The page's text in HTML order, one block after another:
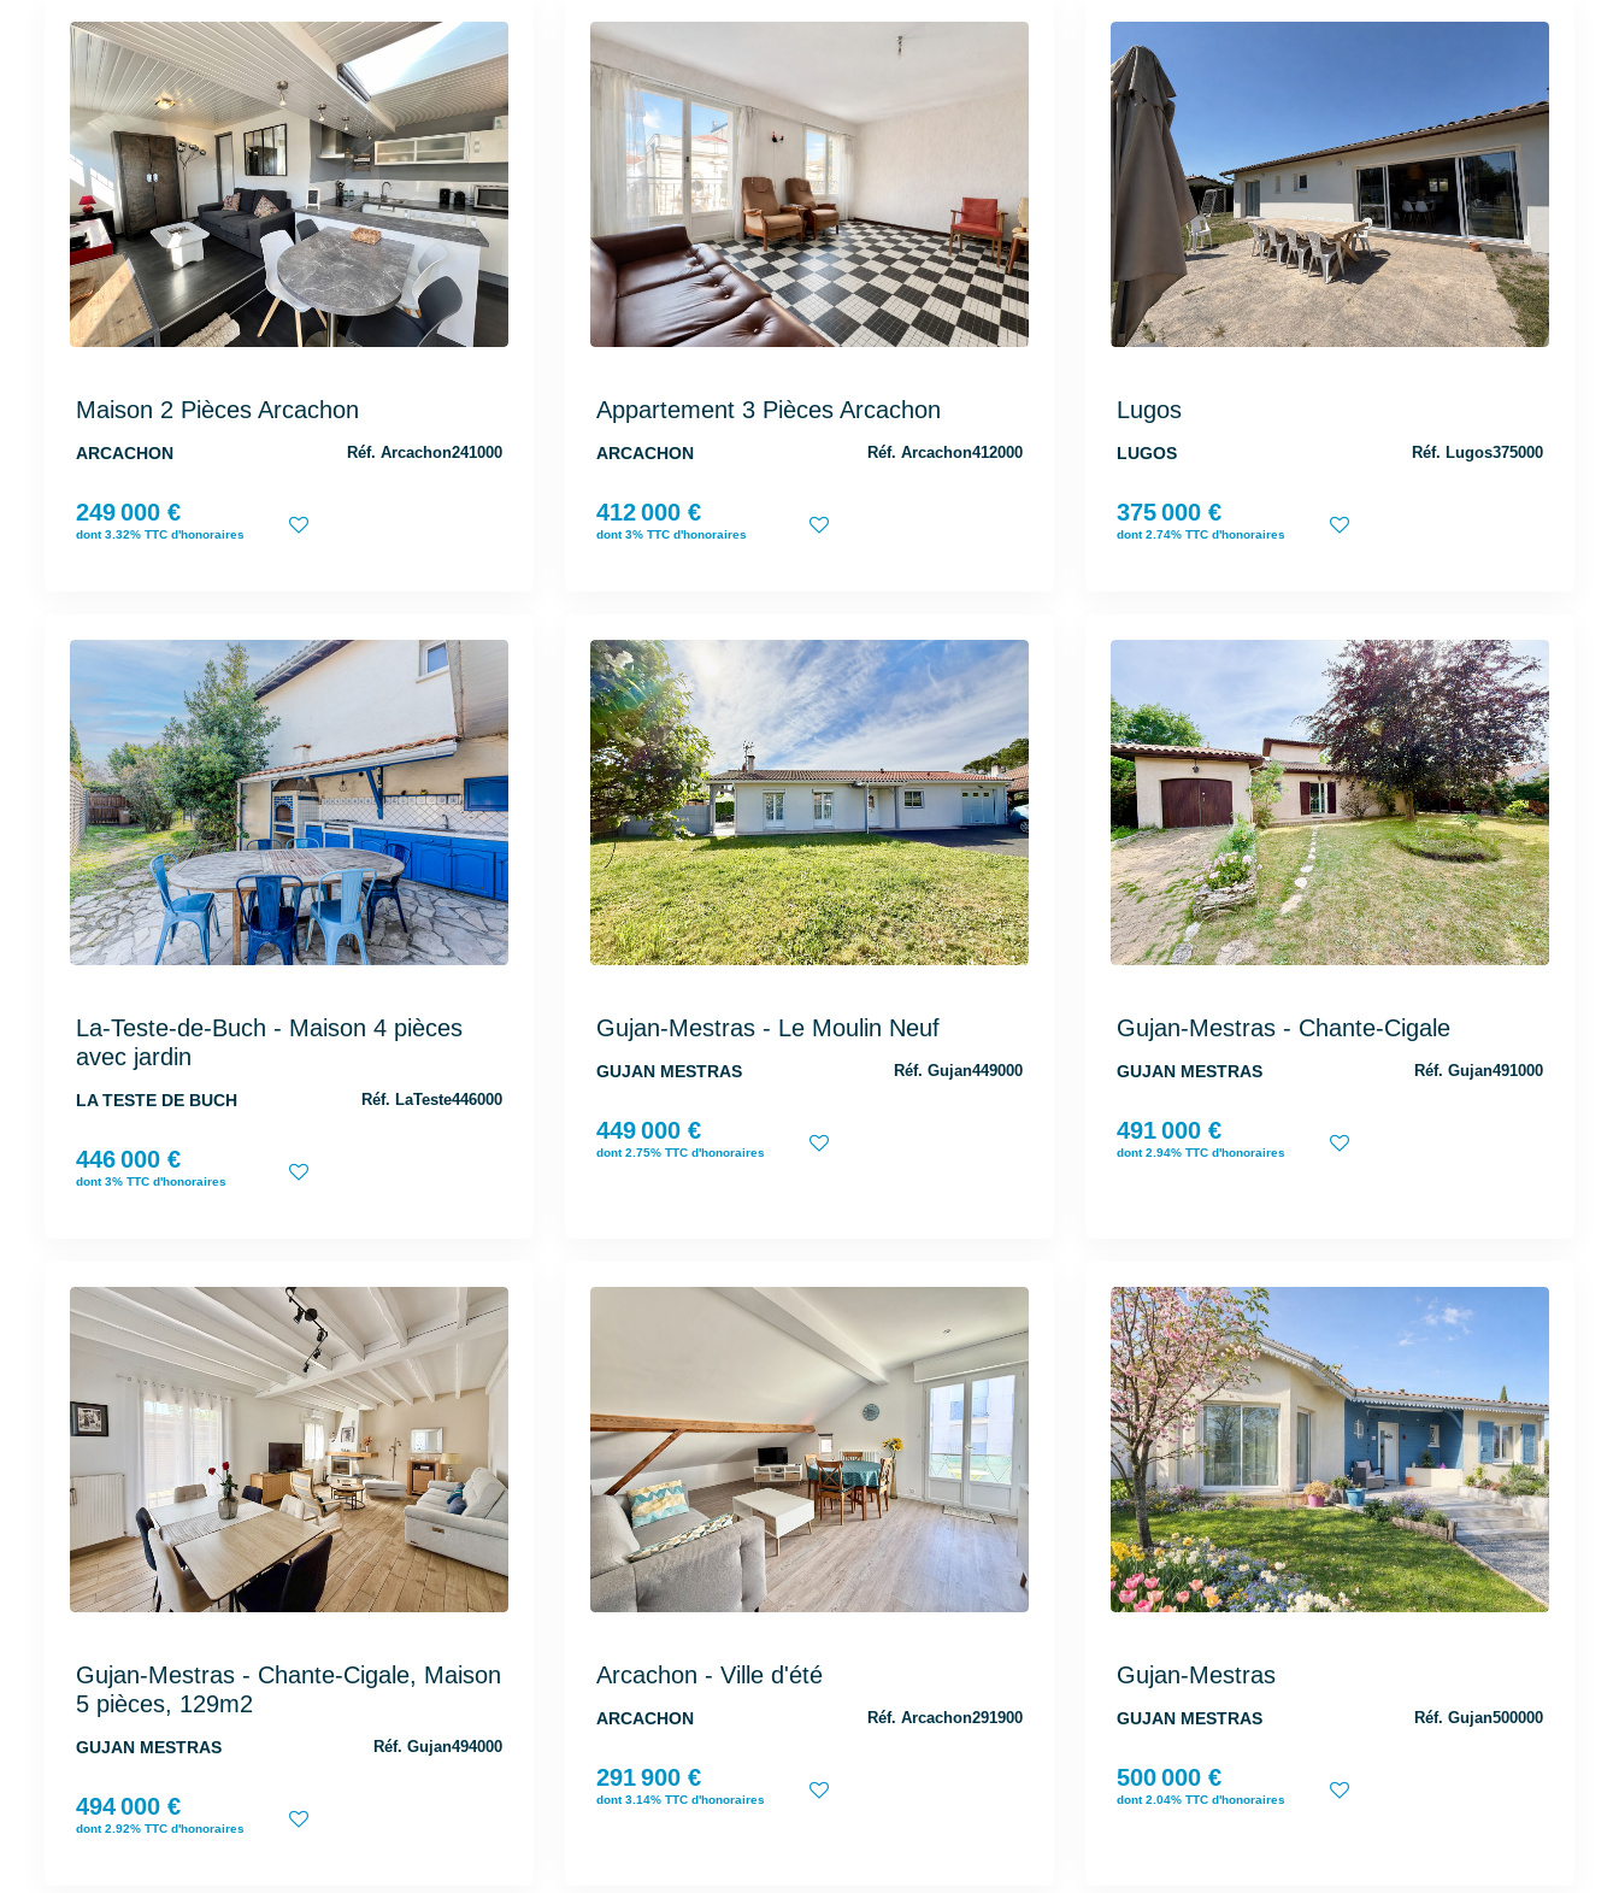
Maison 2 Pièces Arcachon
ARCACHON Réf. Arcachon241000
249 000 €
dont 3.32% TTC d'honoraires
Appartement 3 Pièces Arcachon
ARCACHON Réf. Arcachon412000
412 000 €
dont 3% TTC d'honoraires
Lugos
LUGOS Réf. Lugos375000
375 000 €
dont 2.74% TTC d'honoraires
La-Teste-de-Buch - Maison 4 pièces
avec jardin
LA TESTE DE BUCH Réf. LaTeste446000
446 000 €
dont 3% TTC d'honoraires
Gujan-Mestras - Le Moulin Neuf
GUJAN MESTRAS Réf. Gujan449000
449 000 €
dont 2.75% TTC d'honoraires
Gujan-Mestras - Chante-Cigale
GUJAN MESTRAS Réf. Gujan491000
491 000 €
dont 2.94% TTC d'honoraires
Gujan-Mestras - Chante-Cigale, Maison
5 pièces, 129m2
GUJAN MESTRAS Réf. Gujan494000
494 000 €
dont 2.92% TTC d'honoraires
Arcachon - Ville d'été
ARCACHON Réf. Arcachon291900
291 900 €
dont 3.14% TTC d'honoraires
Gujan-Mestras
GUJAN MESTRAS Réf. Gujan500000
500 000 €
dont 2.04% TTC d'honoraires